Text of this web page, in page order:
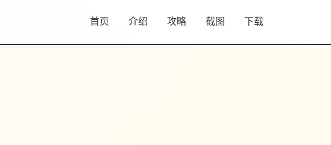
首页 介绍 攻略 截图 下载